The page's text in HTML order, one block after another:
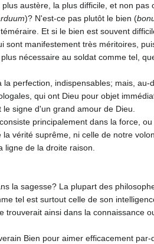
aus­tère, la plus difficile, et non
)? N'est-ce pas plutôt le bien (
Et si le bien est souvent
manifestement très méritoires,
nécessaire au soldat comme tel,
perfection, indispensables; mais,
qui ont Dieu pour objet
signe d'un grand amour de Dieu.
principalement dans la force,
vérité suprême, ni celle de notre
de la droite raison.
la sagesse? La plupart des
tel est surtout celle de son
ainsi dans la connais­sance
Bien pour aimer efficacement